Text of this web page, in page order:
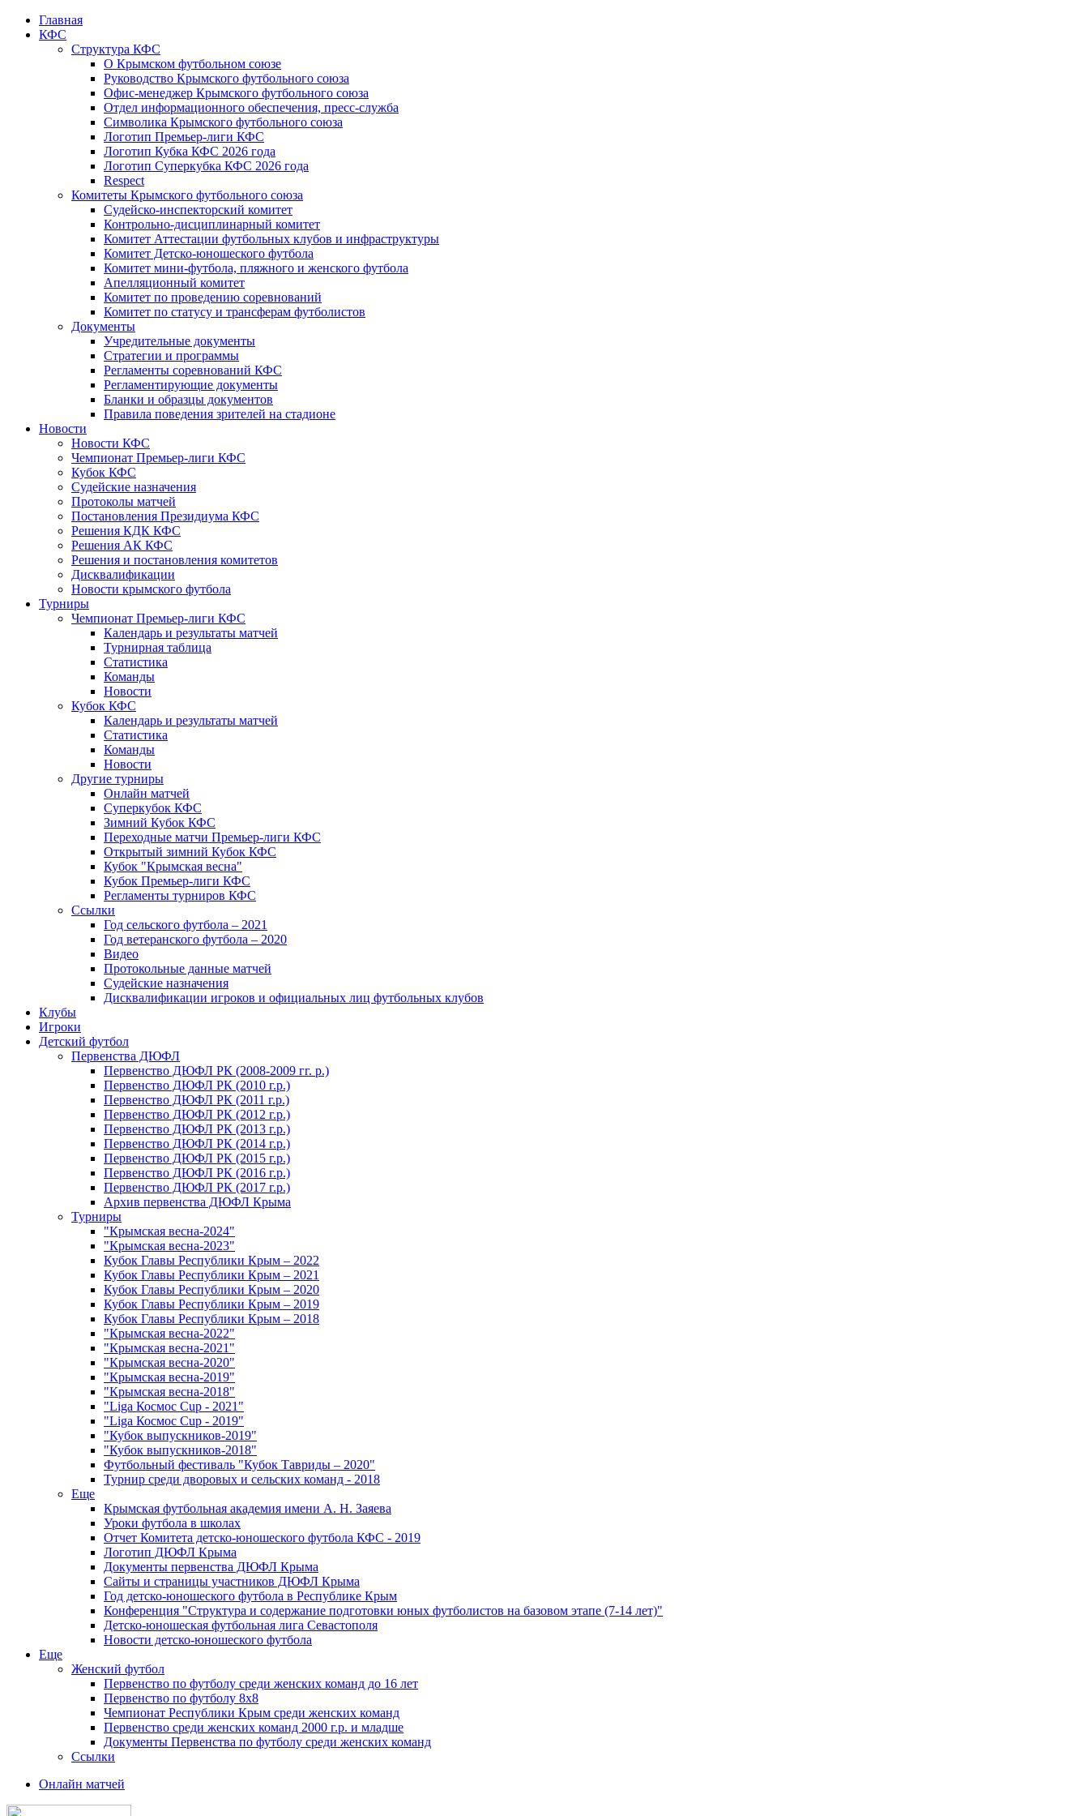
Главная
КФС
Структура КФС
О Крымском футбольном союзе
Руководство Крымского футбольного союза
Офис-менеджер Крымского футбольного союза
Отдел информационного обеспечения, пресс-служба
Символика Крымского футбольного союза
Логотип Премьер-лиги КФС
Логотип Кубка КФС 2026 года
Логотип Суперкубка КФС 2026 года
Respect
Комитеты Крымского футбольного союза
Судейско-инспекторский комитет
Контрольно-дисциплинарный комитет
Комитет Аттестации футбольных клубов и инфраструктуры
Комитет Детско-юношеского футбола
Комитет мини-футбола, пляжного и женского футбола
Апелляционный комитет
Комитет по проведению соревнований
Комитет по статусу и трансферам футболистов
Документы
Учредительные документы
Стратегии и программы
Регламенты соревнований КФС
Регламентирующие документы
Бланки и образцы документов
Правила поведения зрителей на стадионе
Новости
Новости КФС
Чемпионат Премьер-лиги КФС
Кубок КФС
Судейские назначения
Протоколы матчей
Постановления Президиума КФС
Решения КДК КФС
Решения АК КФС
Решения и постановления комитетов
Дисквалификации
Новости крымского футбола
Турниры
Чемпионат Премьер-лиги КФС
Календарь и результаты матчей
Турнирная таблица
Статистика
Команды
Новости
Кубок КФС
Календарь и результаты матчей
Статистика
Команды
Новости
Другие турниры
Онлайн матчей
Суперкубок КФС
Зимний Кубок КФС
Переходные матчи Премьер-лиги КФС
Открытый зимний Кубок КФС
Кубок "Крымская весна"
Кубок Премьер-лиги КФС
Регламенты турниров КФС
Ссылки
Год сельского футбола – 2021
Год ветеранского футбола – 2020
Видео
Протокольные данные матчей
Судейские назначения
Дисквалификации игроков и официальных лиц футбольных клубов
Клубы
Игроки
Детский футбол
Первенства ДЮФЛ
Первенство ДЮФЛ РК (2008-2009 гг. р.)
Первенство ДЮФЛ РК (2010 г.р.)
Первенство ДЮФЛ РК (2011 г.р.)
Первенство ДЮФЛ РК (2012 г.р.)
Первенство ДЮФЛ РК (2013 г.р.)
Первенство ДЮФЛ РК (2014 г.р.)
Первенство ДЮФЛ РК (2015 г.р.)
Первенство ДЮФЛ РК (2016 г.р.)
Первенство ДЮФЛ РК (2017 г.р.)
Архив первенства ДЮФЛ Крыма
Турниры
"Крымская весна-2024"
"Крымская весна-2023"
Кубок Главы Республики Крым – 2022
Кубок Главы Республики Крым – 2021
Кубок Главы Республики Крым – 2020
Кубок Главы Республики Крым – 2019
Кубок Главы Республики Крым – 2018
"Крымская весна-2022"
"Крымская весна-2021"
"Крымская весна-2020"
"Крымская весна-2019"
"Крымская весна-2018"
"Liga Космос Cup - 2021"
"Liga Космос Cup - 2019"
"Кубок выпускников-2019"
"Кубок выпускников-2018"
Футбольный фестиваль "Кубок Тавриды – 2020"
Турнир среди дворовых и сельских команд - 2018
Еще
Крымская футбольная академия имени А. Н. Заяева
Уроки футбола в школах
Отчет Комитета детско-юношеского футбола КФС - 2019
Логотип ДЮФЛ Крыма
Документы первенства ДЮФЛ Крыма
Сайты и страницы участников ДЮФЛ Крыма
Год детско-юношеского футбола в Республике Крым
Конференция "Структура и содержание подготовки юных футболистов на базовом этапе (7-14 лет)"
Детско-юношеская футбольная лига Севастополя
Новости детско-юношеского футбола
Еще
Женский футбол
Первенство по футболу среди женских команд до 16 лет
Первенство по футболу 8х8
Чемпионат Республики Крым среди женских команд
Первенство среди женских команд 2000 г.р. и младше
Документы Первенства по футболу среди женских команд
Ссылки
Онлайн матчей